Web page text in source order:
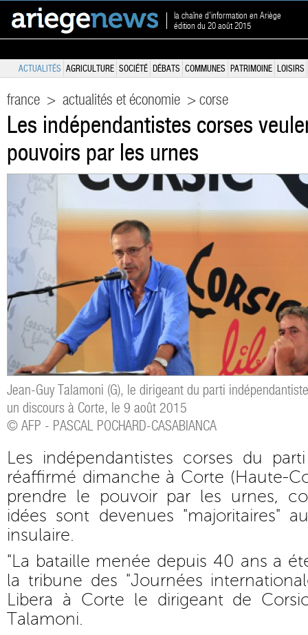
la chaîne d'information en Ariège
édition du 20 août 2015
ACTUALITÉS AGRICULTURE SOCIÉTÉ DÉBATS COMMUNES PATRIMOINE LOISIRS
france > actualités et économie > corse
Les indépendantistes corses
pouvoirs par les urnes
Jean-Guy Talamoni (G), le dirigeant du parti
un discours à Corte, le 9 août 2015
© AFP - PASCAL POCHARD-CASABIANCA
Les indépendantistes corses du
réaffirmé dimanche à Corte (Haute-
prendre le pouvoir par les urnes,
idées sont devenues "majoritaires"
insulaire.
"La bataille menée depuis 40 ans a
la tribune des "Journées
Libera à Corte le dirigeant de
Talamoni.